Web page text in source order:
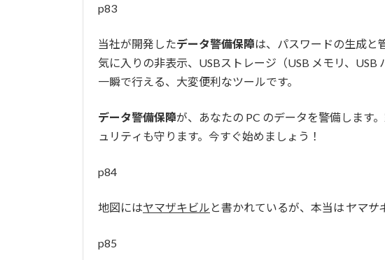
p83
当社が開発したデータ警備保障は、パスワードの生成と
気に入りの非表示、USBストレージ（USB メモリ、
一瞬で行える、大変便利なツールです。
データ警備保障が、あなたの PC のデータを警備します
ュリティも守ります。今すぐ始めましょう！
p84
地図にはヤマザキビル と書かれているが、本当は ヤマサ
p85